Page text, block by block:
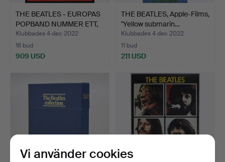
THE BEATLES - EUROPAS
POPBAND NUMMER ETT,
…
Klubbades 4 dec 2022
16 bud
909 USD
THE BEATLES, Apple-Films,
"Yellow submarin…
Klubbades 4 dec 2022
11 bud
211 USD
Vi använder cookies